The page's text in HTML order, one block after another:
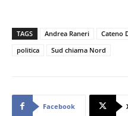
TAGS Andrea Raneri Cateno
politica
Sud chiama Nord
Facebook